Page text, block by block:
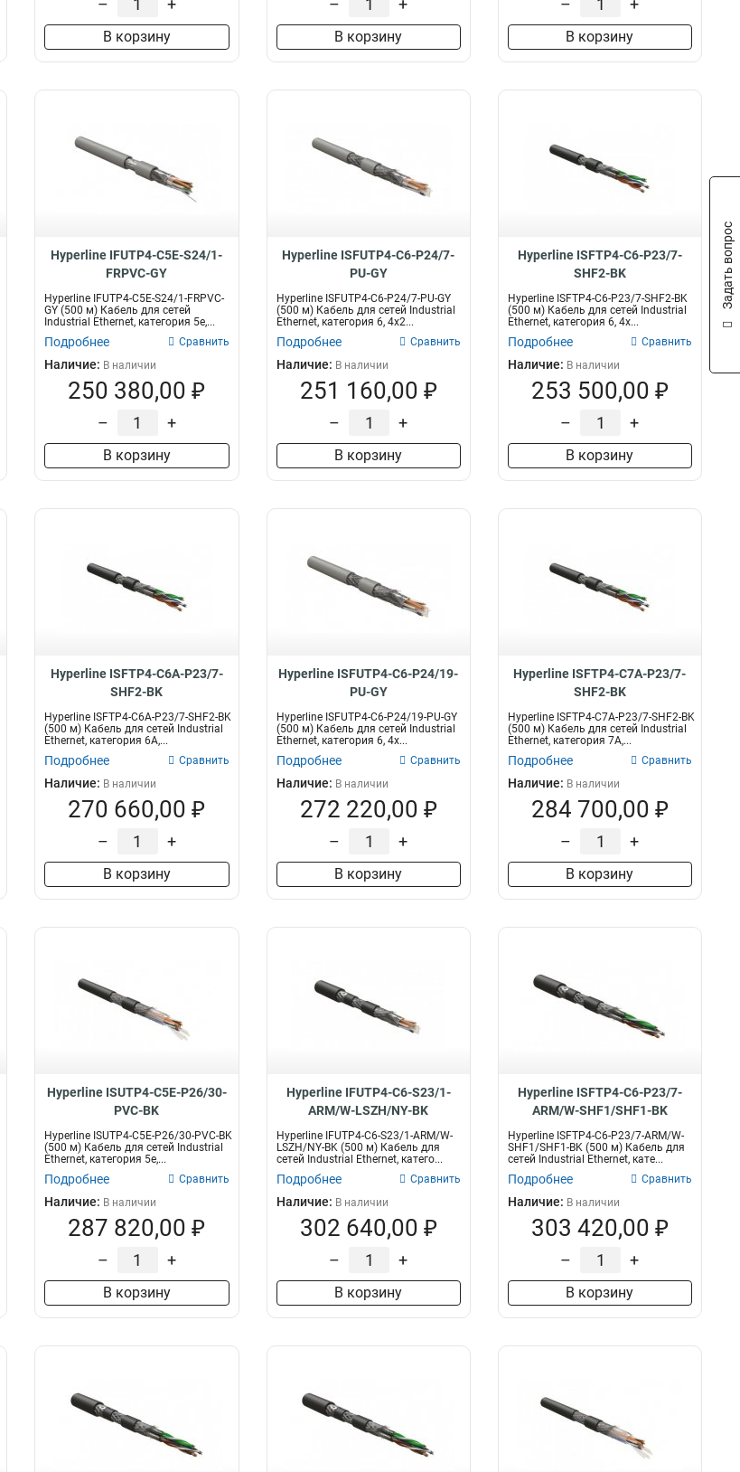
– +
В корзину
– +
В корзину
– +
В корзину
Hyperline IFUTP4-C5E-S24/1-
FRPVC-GY
Hyperline IFUTP4-C5E-S24/1-FRPVC-
GY (500 м) Кабель для сетей
Industrial Ethernet, категория 5e,...
Подробнее Сравнить
Наличие: В наличии
250 380,00 ₽
– +
В корзину
Hyperline ISFUTP4-C6-P24/7-
PU-GY
Hyperline ISFUTP4-C6-P24/7-PU-GY
(500 м) Кабель для сетей Industrial
Ethernet, категория 6, 4x2...
Подробнее Сравнить
Наличие: В наличии
251 160,00 ₽
– +
В корзину
Hyperline ISFTP4-C6-P23/7-
SHF2-BK
Hyperline ISFTP4-C6-P23/7-SHF2-BK
(500 м) Кабель для сетей Industrial
Ethernet, категория 6, 4x...
Подробнее Сравнить
Наличие: В наличии
253 500,00 ₽
– +
В корзину
Hyperline ISFTP4-C6A-P23/7-
SHF2-BK
Hyperline ISFTP4-C6A-P23/7-SHF2-BK
(500 м) Кабель для сетей Industrial
Ethernet, категория 6A,...
Подробнее Сравнить
Наличие: В наличии
270 660,00 ₽
– +
В корзину
Hyperline ISFUTP4-C6-P24/19-
PU-GY
Hyperline ISFUTP4-C6-P24/19-PU-GY
(500 м) Кабель для сетей Industrial
Ethernet, категория 6, 4x...
Подробнее Сравнить
Наличие: В наличии
272 220,00 ₽
– +
В корзину
Hyperline ISFTP4-C7A-P23/7-
SHF2-BK
Hyperline ISFTP4-C7A-P23/7-SHF2-BK
(500 м) Кабель для сетей Industrial
Ethernet, категория 7A,...
Подробнее Сравнить
Наличие: В наличии
284 700,00 ₽
– +
В корзину
Hyperline ISUTP4-C5E-P26/30-
PVC-BK
Hyperline ISUTP4-C5E-P26/30-PVC-BK
(500 м) Кабель для сетей Industrial
Ethernet, категория 5e,...
Подробнее Сравнить
Наличие: В наличии
287 820,00 ₽
– +
В корзину
Hyperline IFUTP4-C6-S23/1-
ARM/W-LSZH/NY-BK
Hyperline IFUTP4-C6-S23/1-ARM/W-
LSZH/NY-BK (500 м) Кабель для
сетей Industrial Ethernet, катего...
Подробнее Сравнить
Наличие: В наличии
302 640,00 ₽
– +
В корзину
Hyperline ISFTP4-C6-P23/7-
ARM/W-SHF1/SHF1-BK
Hyperline ISFTP4-C6-P23/7-ARM/W-
SHF1/SHF1-BK (500 м) Кабель для
сетей Industrial Ethernet, кате...
Подробнее Сравнить
Наличие: В наличии
303 420,00 ₽
– +
В корзину
Задать вопрос